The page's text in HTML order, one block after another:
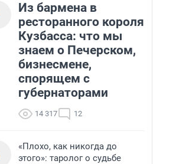
Из бармена в
ресторанного короля
Кузбасса: что мы
знаем о Печерском,
бизнесмене,
спорящем с
губернаторами
14 317 12
«Плохо, как никогда до
этого»: таролог о судьбе